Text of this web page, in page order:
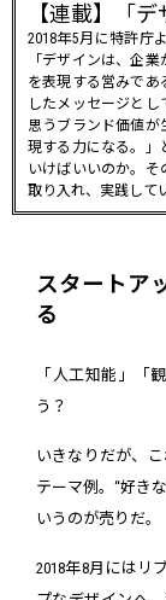
【連載】「
2018年5月に特許庁
「 デザインは、企業
を表現する営みであ
したメッセージと
思うブランド価値が
現する⼒になる。
いけばいいのか。
取り入れ、実践して
スタートア
る
「人工知能」「
う？
いきなりだが、
テーマ例。“好き
いうのが売りだ。
2018年8月にはリ